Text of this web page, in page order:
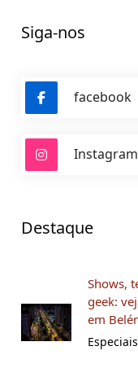
Siga-nos
facebook
Instagram
Destaque
Shows,
geek:
em